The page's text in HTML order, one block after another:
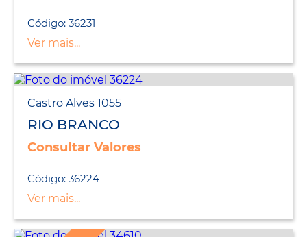
Código: 36231
Ver mais...
Castro Alves 1055
RIO BRANCO
Consultar Valores
Código: 36224
Ver mais...